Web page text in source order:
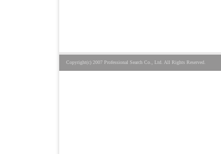
Copyright(c) 2007 Professional Search Co., Ltd. All Rights Reserved.